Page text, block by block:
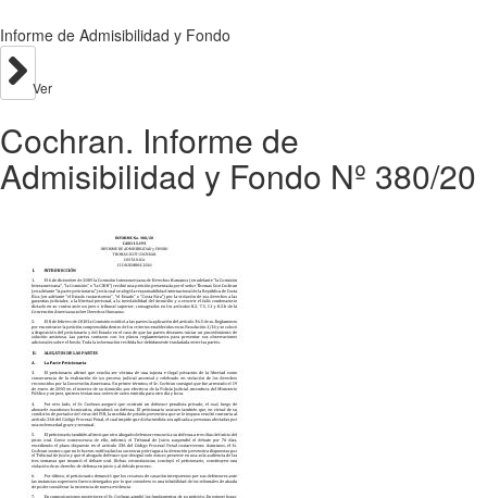
Informe de Admisibilidad y Fondo
Ver
Cochran. Informe de
Admisibilidad y Fondo Nº 380/20